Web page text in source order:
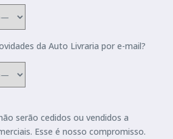
da Auto Livraria por e-mail?
serão cedidos ou vendidos a
Esse é nosso compromisso.